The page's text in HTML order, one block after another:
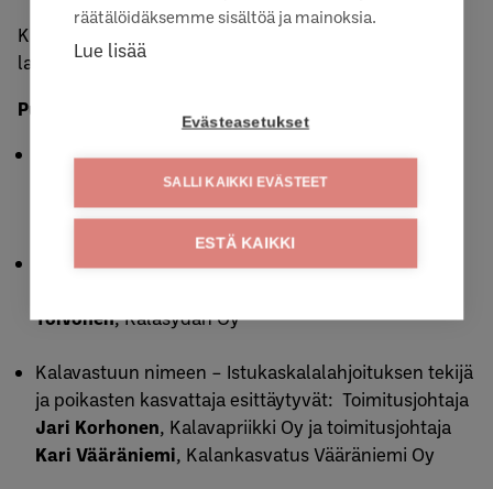
Klo 13.00–13.30 Kalanpoikasen uuteen kotijokeen
laskeminen
Puheenvuorojen aiheet:
Vaelluskalakantojen palauttaminen Kemijokeen:
ympäristöasiantuntijaMaria Pikkupirtti
Oy ja tuotantojohtajaMika Pylväs, Voimalohi Oy
Mitä kuuluu ennallistetulle Runkausjoelle &
Toivonen, Kalasydän Oy
Kalavastuun nimeen – Istukaskalalahjoituksen tekijä
ja poikasten kasvattaja esittäytyvät: Toimitusjohtaja
Jari Korhonen, Kalavapriikki Oy ja toimitusjohtaja
Kari Vääräniemi, Kalankasvatus Vääräniemi Oy
räätälöidäksemme sisältöä ja mainoksia.
Lue lisää
Evästeasetukset
SALLI KAIKKI EVÄSTEET
ESTÄ KAIKKI